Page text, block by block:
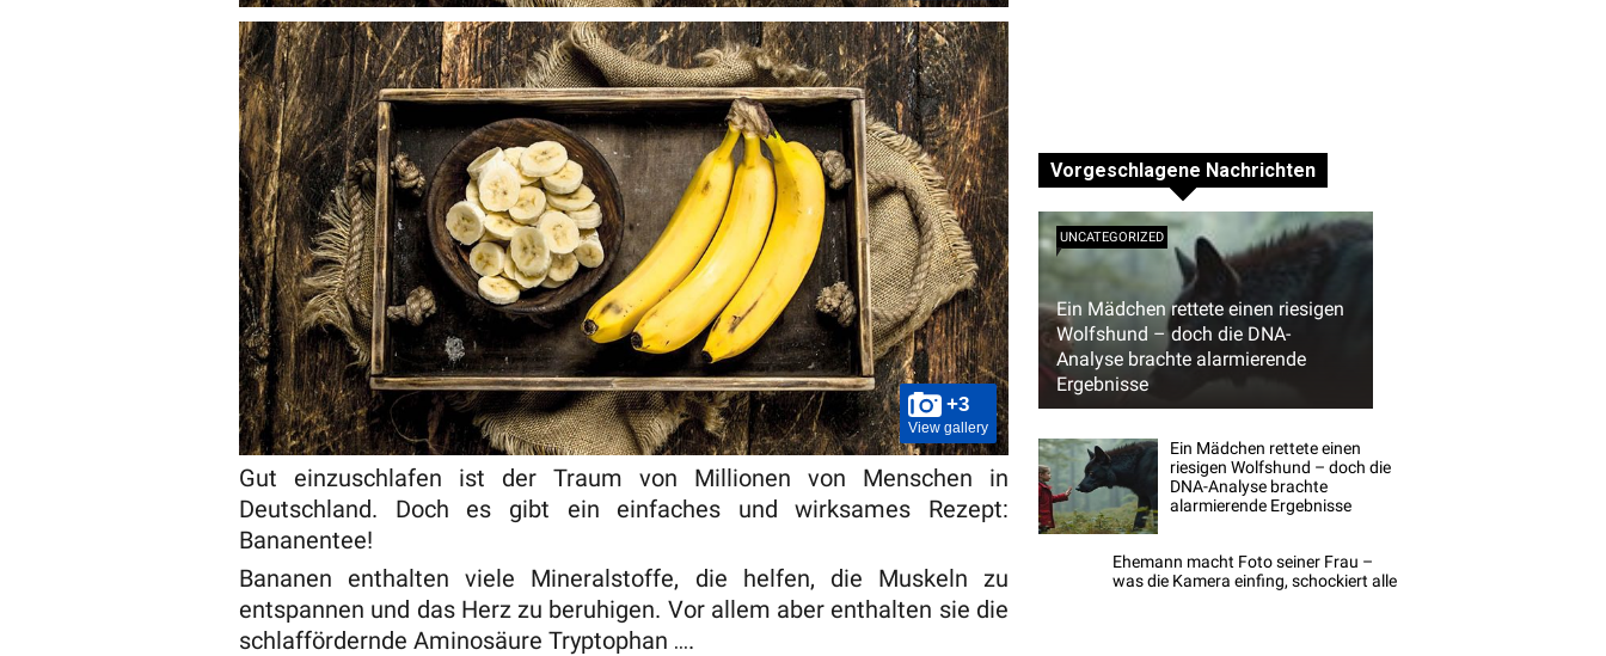
+3
View gallery
Gut einzuschlafen ist der Traum von Millionen von Menschen in
Deutschland. Doch es gibt ein einfaches und wirksames Rezept:
Bananentee!
Bananen enthalten viele Mineralstoffe, die helfen, die Muskeln zu
entspannen und das Herz zu beruhigen. Vor allem aber enthalten sie die
schlaffördernde Aminosäure Tryptophan ….
Vorgeschlagene Nachrichten
Ein Mädchen rettete einen riesigen
Wolfshund – doch die DNA-
Analyse brachte alarmierende
Ergebnisse
UNCATEGORIZED
Ein Mädchen rettete einen
riesigen Wolfshund – doch die
DNA-Analyse brachte
alarmierende Ergebnisse
Ehemann macht Foto seiner Frau –
was die Kamera einfing, schockiert alle